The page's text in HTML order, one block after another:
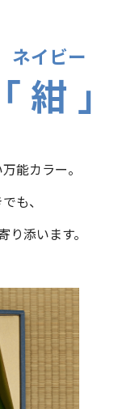
紺
ネイビー
」
能カラー。
も、
添います。